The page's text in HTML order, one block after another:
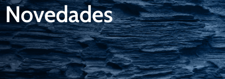
Novedades